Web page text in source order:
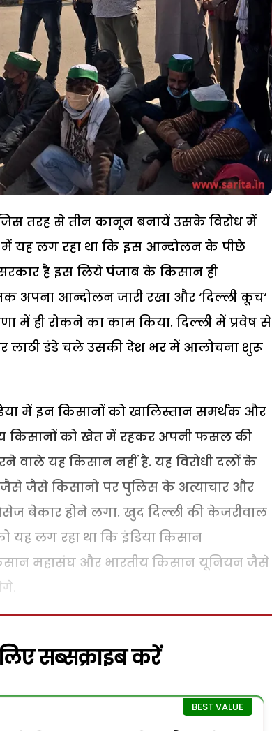
तरह से तीन कानून बनायें उसके विरोध में
यह लग रहा था कि इस आन्दोलन के पीछे
है इस लिये पंजाब के किसान ही
अपना आन्दोलन जारी रखा और ‘दिल्ली कूच‘
में ही रोकने का काम किया. दिल्ली में प्रवेष से
लाठी डंडे चले उसकी देश भर में आलोचना शुरू
में इन किसानों को खालिस्तान समर्थक और
किसानों को खेत में रहकर अपनी फसल की
यह किसान नहीं है. यह विरोधी दलों के
जैसे जैसे किसानो पर पुलिस के अत्याचार और
बेकार होने लगा. खुद दिल्ली की केजरीवाल
लग रहा था कि इंडिया किसान
महासंघ और भारतीय किसान यूनियन जैसे
सब्सक्राइब करें